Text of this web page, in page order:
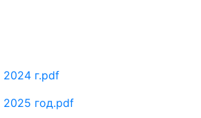
2024 г.pdf
2025 год.pdf